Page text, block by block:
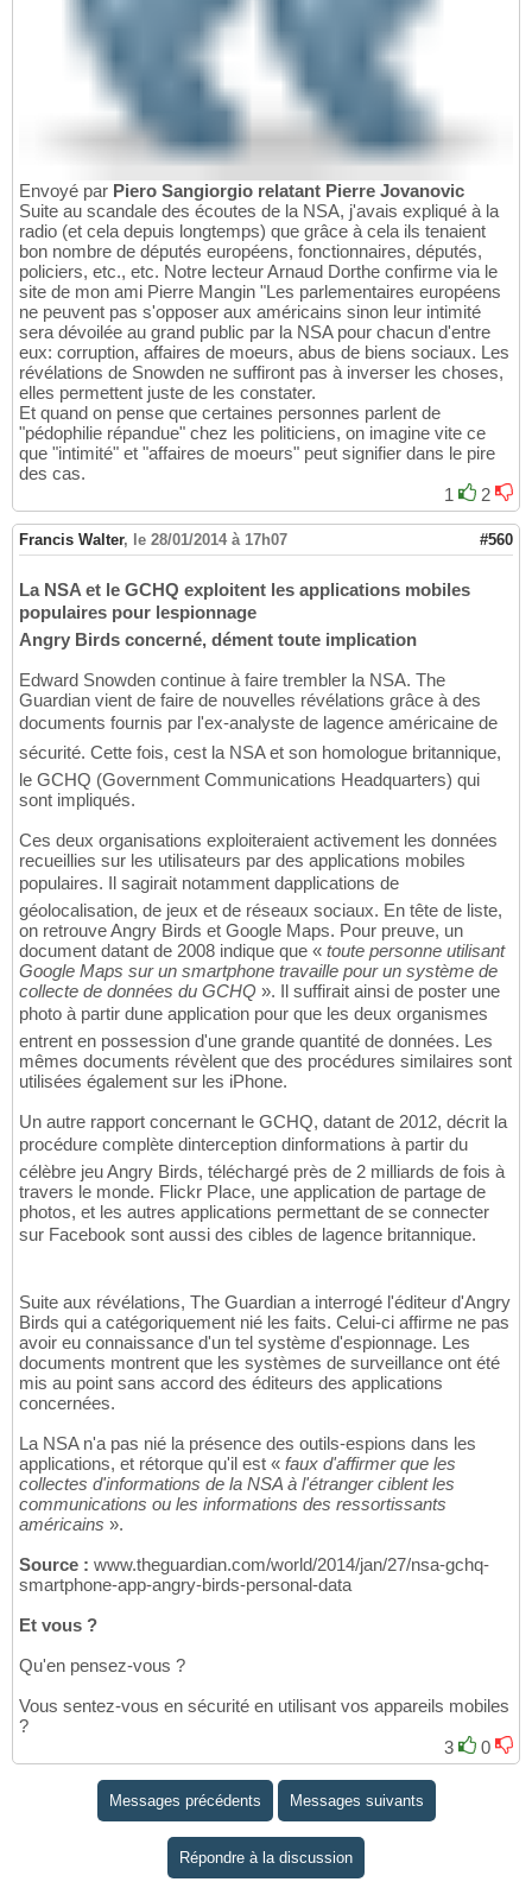
Envoyé par Piero Sangiorgio relatant Pierre Jovanovic
Suite au scandale des écoutes de la NSA, j'avais expliqué à la
radio (et cela depuis longtemps) que grâce à cela ils tenaient
bon nombre de députés européens, fonctionnaires, députés,
policiers, etc., etc. Notre lecteur Arnaud Dorthe confirme via le
site de mon ami Pierre Mangin "Les parlementaires européens
ne peuvent pas s'opposer aux américains sinon leur intimité
sera dévoilée au grand public par la NSA pour chacun d'entre
eux: corruption, affaires de moeurs, abus de biens sociaux. Les
révélations de Snowden ne suffiront pas à inverser les choses,
elles permettent juste de les constater.
Et quand on pense que certaines personnes parlent de
"pédophilie répandue" chez les politiciens, on imagine vite ce
que "intimité" et "affaires de moeurs" peut signifier dans le pire
des cas.
1
2
Francis Walter, le 28/01/2014 à 17h07 #560
La NSA et le GCHQ exploitent les applications mobiles
populaires pour lespionnage
Angry Birds concerné, dément toute implication
Edward Snowden continue à faire trembler la NSA. The
Guardian vient de faire de nouvelles révélations grâce à des
documents fournis par l'ex-analyste de lagence américaine de
sécurité. Cette fois, cest la NSA et son homologue britannique,
le GCHQ (Government Communications Headquarters) qui
sont impliqués.
Ces deux organisations exploiteraient activement les données
recueillies sur les utilisateurs par des applications mobiles
populaires. Il sagirait notamment dapplications de
géolocalisation, de jeux et de réseaux sociaux. En tête de liste,
on retrouve Angry Birds et Google Maps. Pour preuve, un
document datant de 2008 indique que « toute personne utilisant
Google Maps sur un smartphone travaille pour un système de
collecte de données du GCHQ ». Il suffirait ainsi de poster une
photo à partir dune application pour que les deux organismes
entrent en possession d'une grande quantité de données. Les
mêmes documents révèlent que des procédures similaires sont
utilisées également sur les iPhone.
Un autre rapport concernant le GCHQ, datant de 2012, décrit la
procédure complète dinterception dinformations à partir du
célèbre jeu Angry Birds, téléchargé près de 2 milliards de fois à
travers le monde. Flickr Place, une application de partage de
photos, et les autres applications permettant de se connecter
sur Facebook sont aussi des cibles de lagence britannique.
Suite aux révélations, The Guardian a interrogé l'éditeur d'Angry
Birds qui a catégoriquement nié les faits. Celui-ci affirme ne pas
avoir eu connaissance d'un tel système d'espionnage. Les
documents montrent que les systèmes de surveillance ont été
mis au point sans accord des éditeurs des applications
concernées.
La NSA n'a pas nié la présence des outils-espions dans les
applications, et rétorque qu'il est « faux d'affirmer que les
collectes d'informations de la NSA à l'étranger ciblent les
communications ou les informations des ressortissants
américains ».
Source : www.theguardian.com/world/2014/jan/27/nsa-gchq-
smartphone-app-angry-birds-personal-data
Et vous ?
Qu'en pensez-vous ?
Vous sentez-vous en sécurité en utilisant vos appareils mobiles
?
3
0
Messages précédents Messages suivants
Répondre à la discussion